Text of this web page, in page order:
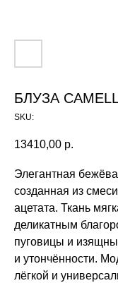
БЛУЗА
SKU:
13410,00 р.
Элегантная
созданная из
ацетата. Ткань
деликатным
пуговицы и
и утончённости.
лёгкой и